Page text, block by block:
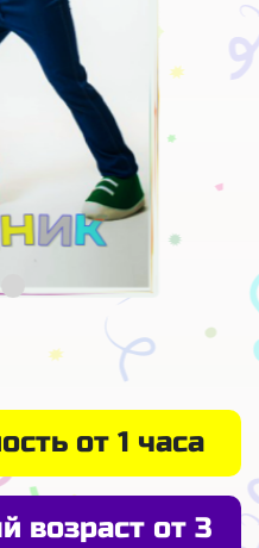
от 1 часа
возраст от 3